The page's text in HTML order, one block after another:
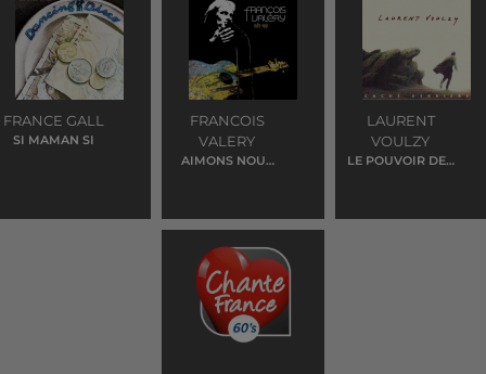
FRANCE GALL
SI MAMAN SI
FRANCOIS
VALERY
AIMONS NOUS
LAURENT
VOULZY
LE POUVOIR DES